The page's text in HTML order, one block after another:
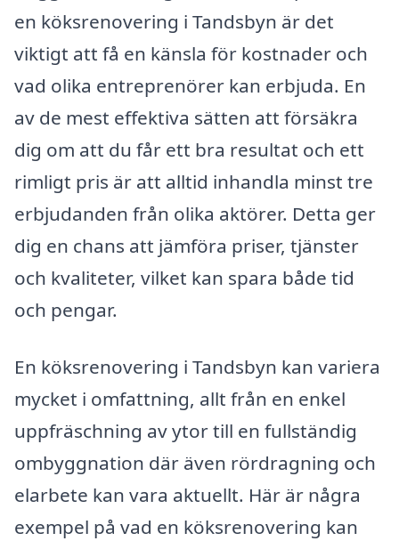
en köksrenovering i Tandsbyn är det
viktigt att få en känsla för kostnader och
vad olika entreprenörer kan erbjuda. En
av de mest effektiva sätten att försäkra
dig om att du får ett bra resultat och ett
rimligt pris är att alltid inhandla minst tre
erbjudanden från olika aktörer. Detta ger
dig en chans att jämföra priser, tjänster
och kvaliteter, vilket kan spara både tid
och pengar.
En köksrenovering i Tandsbyn kan variera
mycket i omfattning, allt från en enkel
uppfräschning av ytor till en fullständig
ombyggnation där även rördragning och
elarbete kan vara aktuellt. Här är några
exempel på vad en köksrenovering kan